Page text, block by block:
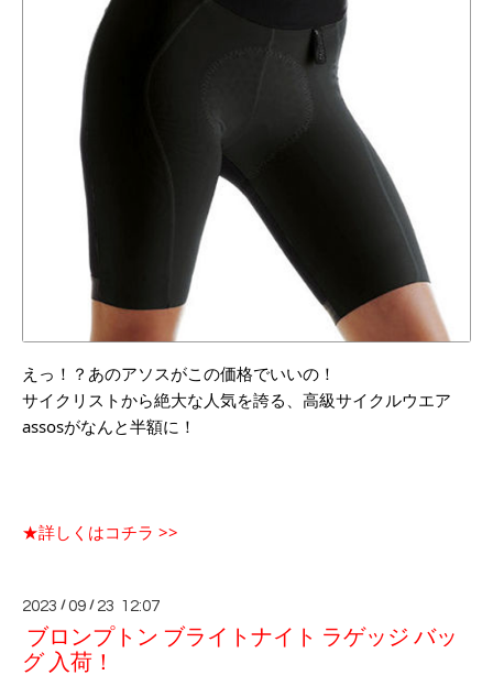
えっ！？あのアソスがこの価格でいいの！
サイクリストから絶大な人気を誇る、高級サイクルウエア
assosがなんと半額に！
★詳しくはコチラ >>
2023 /09 / 23 12:07
ブロンプトン ブライトナイト ラゲッジ バッ
グ 入荷！